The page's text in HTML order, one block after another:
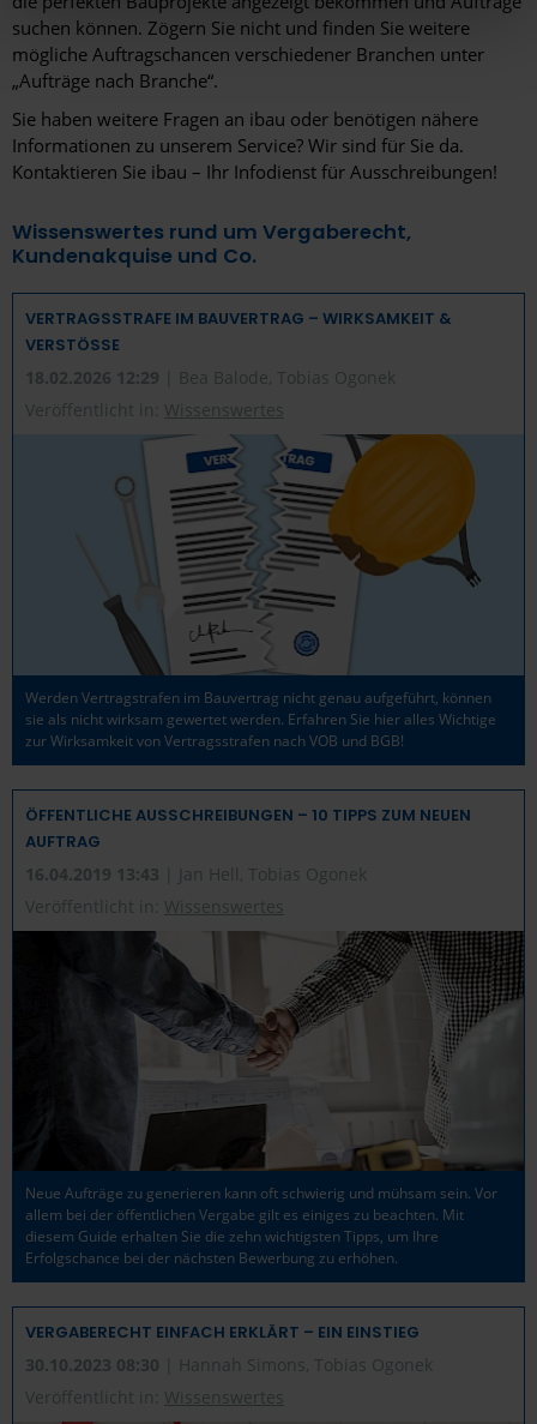
hier Ihre individuelle Auswahl bestätigen. Ihre Einwilligung
ist freiwillig und kann jederzeit später geändert oder
widerrufen werden, indem Sie auf die Schaltfläche
Einstellungen am unteren Ende der Webseite klicken.
Weitere Informationen erhalten Sie in unserer
Datenschutzerklärung und imImpressum.
suchen können. Zögern Sie nicht und finden Sie weitere
mögliche Auftragschancen verschiedener Branchen unter
„Aufträge nach Branche“.
Sie haben weitere Fragen an ibau oder benötigen nähere
Informationen zu unserem Service? Wir sind für Sie da.
Kontaktieren Sie ibau – Ihr Infodienst für Ausschreibungen!
Wissenswertes rund um Vergaberecht,
Kundenakquise und Co.
VERTRAGSSTRAFE IM BAUVERTRAG – WIRKSAMKEIT &
VERSTÖSSE
18.02.2026 12:29
| Bea Balode, Tobias Ogonek
Veröffentlicht in: Wissenswertes
Werden Vertragstrafen im Bauvertrag nicht genau aufgeführt, können
sie als nicht wirksam gewertet werden. Erfahren Sie hier alles Wichtige
zur Wirksamkeit von Vertragsstrafen nach VOB und BGB!
ÖFFENTLICHE AUSSCHREIBUNGEN – 10 TIPPS ZUM NEUEN
AUFTRAG
16.04.2019 13:43
| Jan Hell, Tobias Ogonek
Veröffentlicht in: Wissenswertes
Neue Aufträge zu generieren kann oft schwierig und mühsam sein. Vor
allem bei der öffentlichen Vergabe gilt es einiges zu beachten. Mit
diesem Guide erhalten Sie die zehn wichtigsten Tipps, um Ihre
Erfolgschance bei der nächsten Bewerbung zu erhöhen.
VERGABERECHT EINFACH ERKLÄRT – EIN EINSTIEG
30.10.2023 08:30
| Hannah Simons, Tobias Ogonek
Veröffentlicht in: Wissenswertes